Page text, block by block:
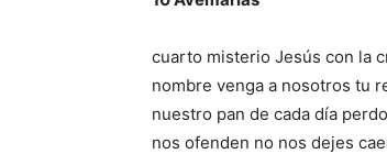
cuarto misterio Jesús con la
nombre venga a nosotros tu
nuestro pan de cada día
nos ofenden no nos dejes